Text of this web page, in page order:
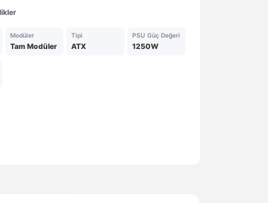
Modüler
Tam Modüler
Tipi
ATX
PSU Güç Değeri
1250W